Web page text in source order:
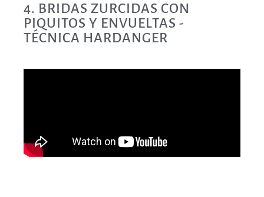
4. BRIDAS ZURCIDAS CON
PIQUITOS Y ENVUELTAS -
TÉCNICA HARDANGER